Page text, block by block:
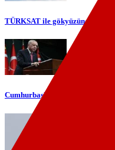
TÜRKSAT ile gökyüzünde yerli
Cumhurbaşkanı Erdoğan'dan